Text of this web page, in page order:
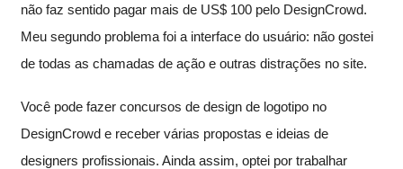
não faz sentido pagar mais de US$ 100 pelo DesignCrowd.
Meu segundo problema foi a interface do usuário: não gostei
de todas as chamadas de ação e outras distrações no site.
Você pode fazer concursos de design de logotipo no
DesignCrowd e receber várias propostas e ideias de
designers profissionais. Ainda assim, optei por trabalhar